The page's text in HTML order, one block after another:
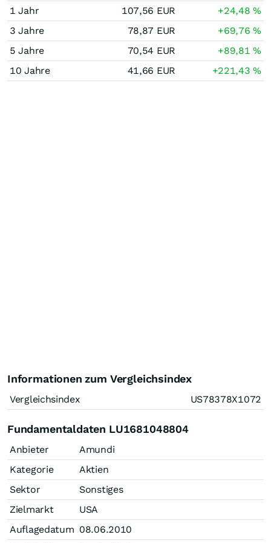
1 Jahr 107,56 EUR +24,48%
3 Jahre
78,87 EUR +69,76%
5 Jahre
70,54 EUR +89,81%
10 Jahre
41,66 EUR +221,43%
Informationen zum Vergleichsindex
Vergleichsindex US78378X1072
Fundamentaldaten LU1681048804
Anbieter
Amundi
Kategorie
Aktien
Sektor
Sonstiges
Zielmarkt
USA
Auflagedatum 08.06.2010